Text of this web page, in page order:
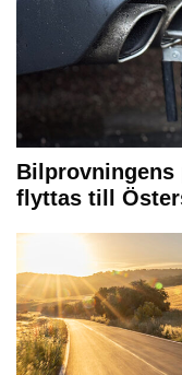
flyttas till